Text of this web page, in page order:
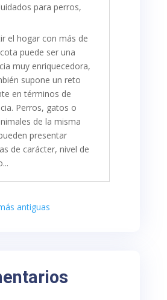
para perros,
el hogar con más de
puede ser una
muy enriquecedora,
supone un reto
en términos de
Perros, gatos o
de la misma
presentar
de carácter, nivel de
antiguas